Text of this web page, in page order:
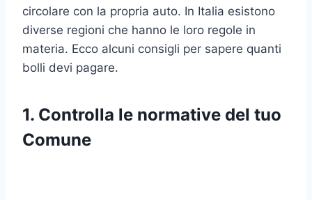
circolare con la propria auto. In Italia esistono
diverse regioni che hanno le loro regole in
materia. Ecco alcuni consigli per sapere quanti
bolli devi pagare.
1. Controlla le normative del tuo
Comune